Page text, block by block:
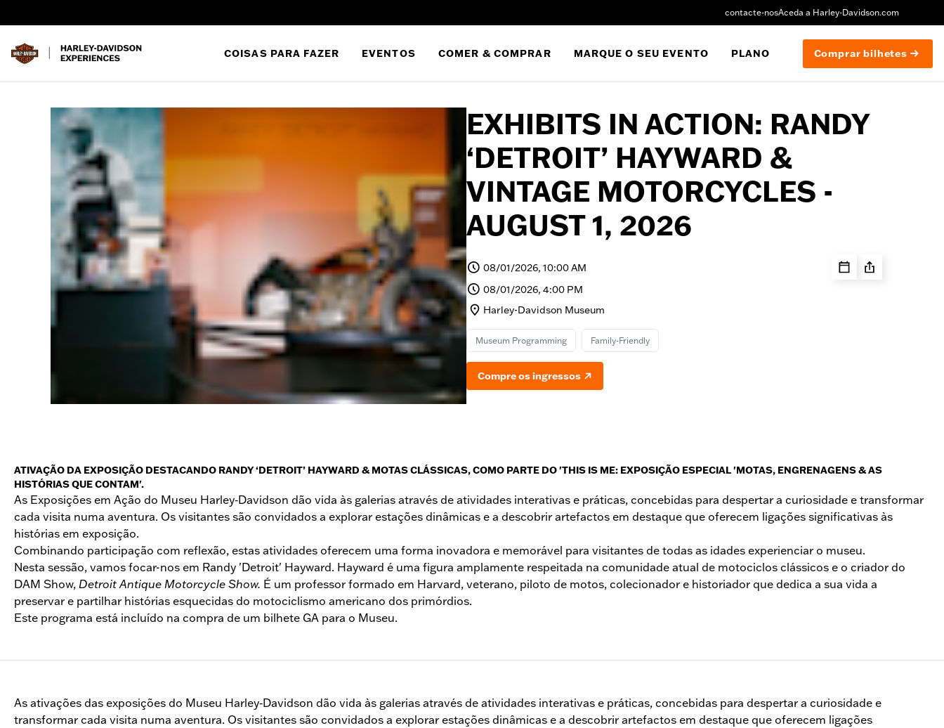
contacte-nosAceda a Harley-Davidson.com
COISAS PARA FAZER EVENTOS COMER & COMPRAR MARQUE O SEU EVENTO PLANO Comprar bilhetes
EXHIBITS IN ACTION: RANDY
‘DETROIT’ HAYWARD &
VINTAGE MOTORCYCLES -
AUGUST 1, 2026
08/01/2026, 10:00 AM
08/01/2026, 4:00 PM
Harley-Davidson Museum
Museum Programming Family-Friendly
Compre os ingressos
ATIVAÇÃO DA EXPOSIÇÃO DESTACANDO RANDY ‘DETROIT’ HAYWARD & MOTAS CLÁSSICAS, COMO PARTE DO 'THIS IS ME: EXPOSIÇÃO ESPECIAL 'MOTAS, ENGRENAGENS & AS
HISTÓRIAS QUE CONTAM'.
As Exposições em Ação do Museu Harley‑Davidson dão vida às galerias através de atividades interativas e práticas, concebidas para despertar a curiosidade e transformar
cada visita numa aventura. Os visitantes são convidados a explorar estações dinâmicas e a descobrir artefactos em destaque que oferecem ligações significativas às
histórias em exposição.
Combinando participação com reflexão, estas atividades oferecem uma forma inovadora e memorável para visitantes de todas as idades experienciar o museu.
Nesta sessão, vamos focar-nos em Randy 'Detroit' Hayward. Hayward é uma figura amplamente respeitada na comunidade atual de motociclos clássicos e o criador do
DAM Show, Detroit Antique Motorcycle Show. É um professor formado em Harvard, veterano, piloto de motos, colecionador e historiador que dedica a sua vida a
preservar e partilhar histórias esquecidas do motociclismo americano dos primórdios.
Este programa está incluído na compra de um bilhete GA para o Museu.
As ativações das exposições do Museu Harley‑Davidson dão vida às galerias através de atividades interativas e práticas, concebidas para despertar a curiosidade e
transformar cada visita numa aventura. Os visitantes são convidados a explorar estações dinâmicas e a descobrir artefactos em destaque que oferecem ligações